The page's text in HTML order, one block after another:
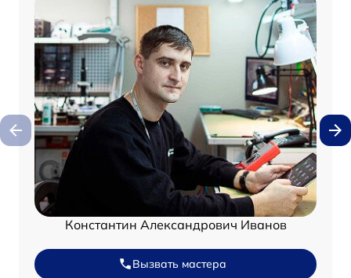
Константин Александрович Иванов
Вызвать мастера